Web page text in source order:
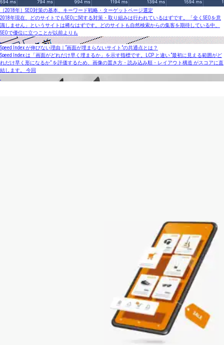
［2018年］SEO対策の基本、キーワード戦略・ターゲットページ選定
2018年現在、どのサイトでもSEOに関する対策・取り組みは行われているはずです。「全くSEOを意
識しません」というサイトは稀なはずです。どのサイトも自然検索からの集客を期待している中、
SEOで優位に立つことが以前よりも
Speed Index が伸びない理由｜“画面が埋まらないサイト”の共通点とは？
Speed Index は「画面がどれだけ早く埋まるか」を示す指標です。LCP と違い “最初に見える範囲がど
れだけ早く形になるか” を評価するため、画像の置き方・読み込み順・レイアウト構造 がスコアに直
結します。 今回